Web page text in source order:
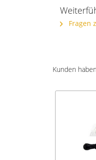
Fragen
Kunden